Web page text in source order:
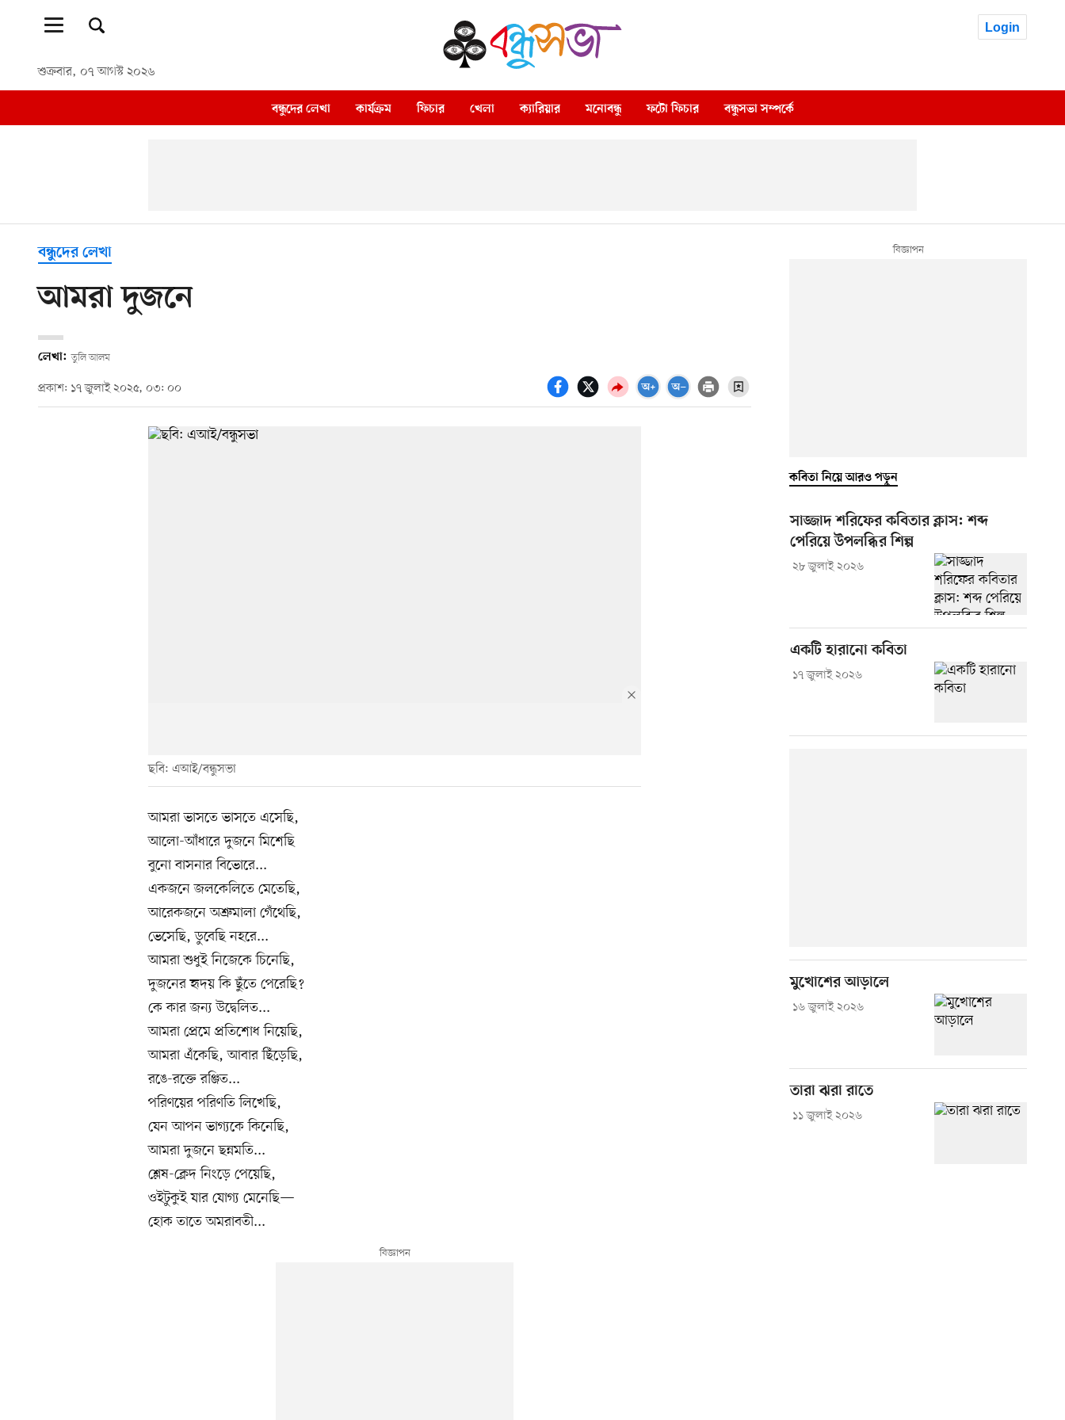
শুক্রবার, ০৭ আগস্ট ২০২৬
Login
বন্ধুদের লেখা কার্যক্রম ফিচার খেলা ক্যারিয়ার মনোবন্ধু ফটো ফিচার বন্ধুসভা সম্পর্কে
বন্ধুদের লেখা
আমরা দুজনে
লেখা: তুলি আলম
প্রকাশ: ১৭ জুলাই ২০২৫, ০৩: ০০
ছবি: এআই/বন্ধুসভা
আমরা ভাসতে ভাসতে এসেছি,
আলো-আঁধারে দুজনে মিশেছি
বুনো বাসনার বিভোরে...
একজনে জলকেলিতে মেতেছি,
আরেকজনে অশ্রুমালা গেঁথেছি,
ভেসেছি, ডুবেছি নহরে...
আমরা শুধুই নিজেকে চিনেছি,
দুজনের হৃদয় কি ছুঁতে পেরেছি?
কে কার জন্য উদ্বেলিত...
আমরা প্রেমে প্রতিশোধ নিয়েছি,
আমরা এঁকেছি, আবার ছিঁড়েছি,
রঙে-রক্তে রঞ্জিত...
পরিণয়ের পরিণতি লিখেছি,
যেন আপন ভাগ্যকে কিনেছি,
আমরা দুজনে ছন্নমতি...
শ্লেষ-ক্লেদ নিংড়ে পেয়েছি,
ওইটুকুই যার যোগ্য মেনেছি—
হোক তাতে অমরাবতী...
কবিতা নিয়ে আরও পড়ুন
সাজ্জাদ শরিফের কবিতার ক্লাস: শব্দ
পেরিয়ে উপলব্ধির শিল্প
২৮ জুলাই ২০২৬
একটি হারানো কবিতা
১৭ জুলাই ২০২৬
মুখোশের আড়ালে
১৬ জুলাই ২০২৬
তারা ঝরা রাতে
১১ জুলাই ২০২৬